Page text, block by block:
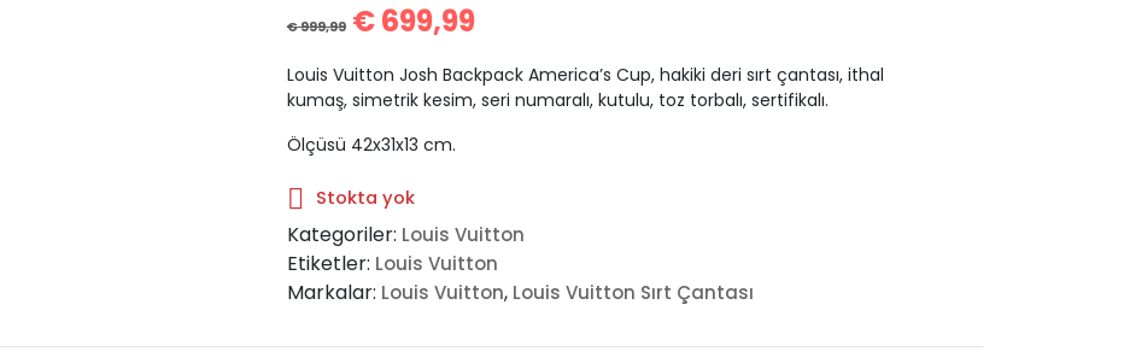
€999,99 €699,99
Louis Vuitton Josh Backpack America’s Cup, hakiki deri sırt çantası, ithal
kumaş, simetrik kesim, seri numaralı, kutulu, toz torbalı, sertifikalı.
Ölçüsü 42x31x13 cm.
Stokta yok
Kategoriler: Louis Vuitton
Etiketler: Louis Vuitton
Markalar: Louis Vuitton, Louis Vuitton Sırt Çantası